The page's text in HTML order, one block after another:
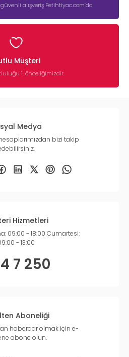
güvenli alışveriş Petihtiyac.com’da
Müşteri
1. önceliğimizdir.
Medya
bizi takip
Hizmetleri
09:00 - 18:00 Cumartesi:
- 13:00
7 250
Aboneliği
haberdar olmak için e-
abone olun.